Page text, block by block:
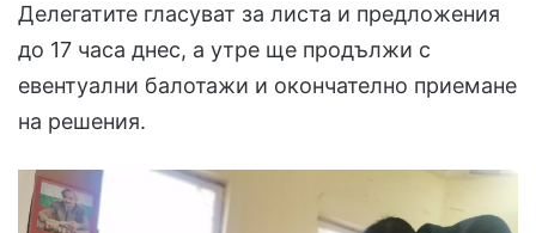
Делегатите гласуват за листа и предложения
до 17 часа днес, а утре ще продължи с
евентуални балотажи и окончателно приемане
на решения.